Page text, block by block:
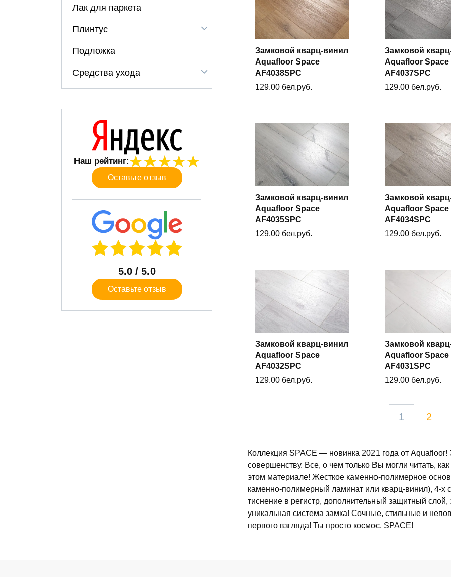
В корзину
Замковой кварц-винил
Aquafloor Space
AF4038SPC
129.00 бел.руб.
В
Замковой
Aquafloor Space
AF4037SPC
129.00 бел.руб.
В корзину
Замковой кварц-винил
Aquafloor Space
AF4035SPC
129.00 бел.руб.
В
Замковой
Aquafloor Space
AF4034SPC
129.00 бел.руб.
В корзину
Замковой кварц-винил
Aquafloor Space
AF4032SPC
129.00 бел.руб.
В
Замковой
Aquafloor Space
AF4031SPC
129.00 бел.руб.
1 2
Коллекция SPACE — новинка 2021 года от
совершенству. Все, о чем только Вы могли читать,
этом материале! Жесткое каменно-полимерное
каменно-полимерный ламинат или кварц-винил), 4-х
тиснение в регистр, дополнительный защитный
уникальная система замка! Сочные, стильные и
первого взгляда! Ты просто космос, SPACE!
Лак для паркета
Плинтус
Подложка
Средства ухода
Наш рейтинг:
Оставьте отзыв
5.0 / 5.0
Оставьте отзыв